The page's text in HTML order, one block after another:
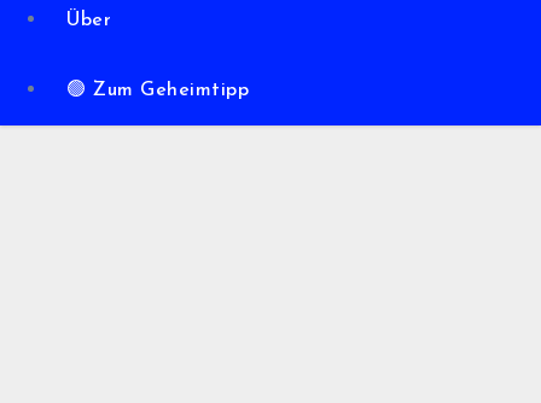
Über
🟢 Zum Geheimtipp